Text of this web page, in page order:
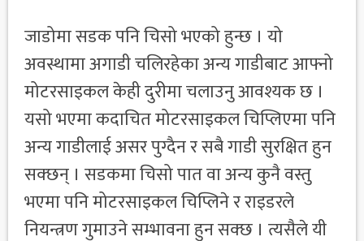
जाडोमा सडक पनि चिसो भएको हुन्छ । यो
अवस्थामा अगाडी चलिरहेका अन्य गाडीबाट आफ्नो
मोटरसाइकल केही दुरीमा चलाउनु आवश्यक छ ।
यसो भएमा कदाचित मोटरसाइकल चिप्लिएमा पनि
अन्य गाडीलाई असर पुग्दैन र सबै गाडी सुरक्षित हुन
सक्छन् । सडकमा चिसो पात वा अन्य कुनै वस्तु
भएमा पनि मोटरसाइकल चिप्लिने र राइडरले
नियन्त्रण गुमाउने सम्भावना हुन सक्छ । त्यसैले यी